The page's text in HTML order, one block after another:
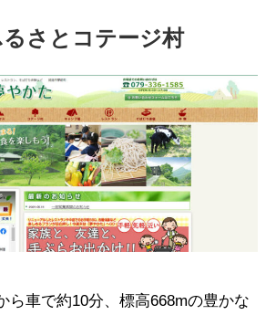
さとコテージ村
ら車で約10分、標高668mの豊かな